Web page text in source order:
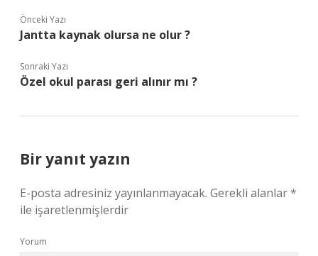
Önceki Yazı
Jantta kaynak olursa ne olur ?
Sonraki Yazı
Özel okul parası geri alınır mı ?
Bir yanıt yazın
E-posta adresiniz yayınlanmayacak. Gerekli alanlar*
ile işaretlenmişlerdir
Yorum